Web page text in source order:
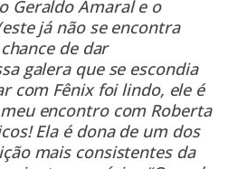
Geraldo Amaral e o
já não se encontra
de dar
galera que se escondia
com Fênix foi lindo, ele é
encontro com Roberta
Ela é dona de um dos
mais consistentes da